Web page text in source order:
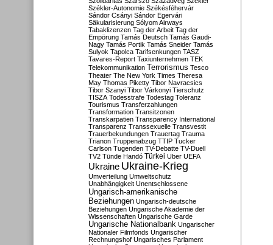
Székler-Autonomie Székésféhervár
Sándor Csányi Sándor Egervári
Säkularisierung Sólyom Airways
Tabaklizenzen Tag der Arbeit Tag der
Empörung Tamás Deutsch Tamás Gaudi-
Nagy Tamás Portik Tamás Sneider Tamás
Sulyok Tapolca Tarifsenkungen TASZ
Tavares-Report Taxiunternehmen TEK
Telekommunikation Terrorismus Tesco
Theater The New York Times Theresa
May Thomas Piketty Tibor Navracsics
Tibor Szanyi Tibor Várkonyi Tierschutz
TISZA Todesstrafe Todestag Toleranz
Tourismus Transferzahlungen
Transformation Transitzonen
Transkarpatien Transparency International
Transparenz Transsexuelle Transvestit
Trauerbekundungen Trauertag Trauma
Trianon Truppenabzug TTIP Tucker
Carlson Tugenden TV-Debatte TV-Duell
TV2 Tünde Handó Türkei Uber UEFA
Ukraine Ukraine-Krieg
Umverteilung Umweltschutz
Unabhängigkeit Unentschlossene
Ungarisch-amerikanische
Beziehungen Ungarisch-deutsche
Beziehungen Ungarische Akademie der
Wissenschaften Ungarische Garde
Ungarische Nationalbank Ungarischer
Nationaler Filmfonds Ungarischer
Rechnungshof Ungarisches Parlament